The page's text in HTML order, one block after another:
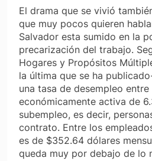
El drama que se vivió
que muy pocos quieren
Salvador esta sumido en la
precarización del trabajo.
Hogares y Propósitos
la última que se ha
una tasa de desempleo
económicamente activa de
subempleo, es decir,
contrato. Entre los
es de $352.64 dólares
queda muy por debajo de lo